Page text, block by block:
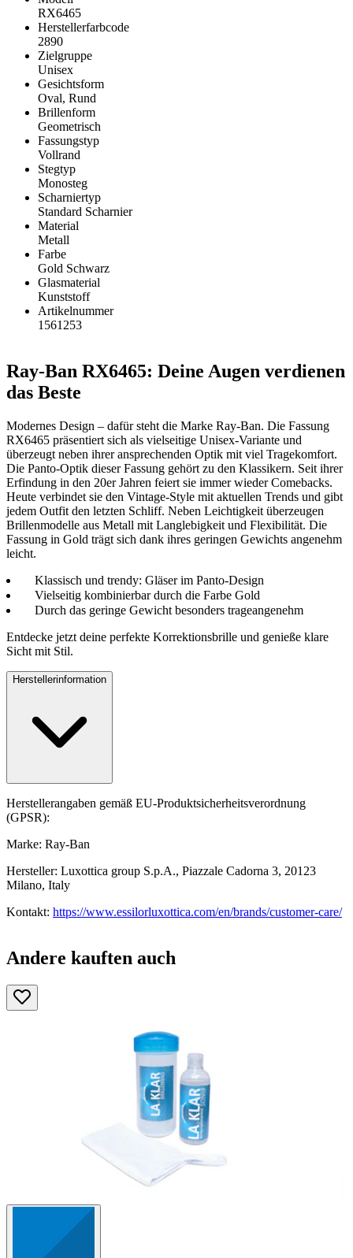
RX6465
Herstellerfarbcode
2890
Zielgruppe
Unisex
Gesichtsform
Oval, Rund
Brillenform
Geometrisch
Fassungstyp
Vollrand
Stegtyp
Monosteg
Scharniertyp
Standard Scharnier
Material
Metall
Farbe
Gold Schwarz
Glasmaterial
Kunststoff
Artikelnummer
1561253
Ray-Ban RX6465: Deine Augen verdienen
das Beste
Modernes Design – dafür steht die Marke Ray-Ban. Die Fassung
RX6465 präsentiert sich als vielseitige Unisex-Variante und
überzeugt neben ihrer ansprechenden Optik mit viel Tragekomfort.
Die Panto-Optik dieser Fassung gehört zu den Klassikern. Seit ihrer
Erfindung in den 20er Jahren feiert sie immer wieder Comebacks.
Heute verbindet sie den Vintage-Style mit aktuellen Trends und gibt
jedem Outfit den letzten Schliff. Neben Leichtigkeit überzeugen
Brillenmodelle aus Metall mit Langlebigkeit und Flexibilität. Die
Fassung in Gold trägt sich dank ihres geringen Gewichts angenehm
leicht.
Klassisch und trendy: Gläser im Panto-Design
Vielseitig kombinierbar durch die Farbe Gold
Durch das geringe Gewicht besonders trageangenehm
Entdecke jetzt deine perfekte Korrektionsbrille und genieße klare
Sicht mit Stil.
Herstellerinformation
Herstellerangaben gemäß EU-Produktsicherheitsverordnung
(GPSR):
Marke: Ray-Ban
Hersteller: Luxottica group S.p.A., Piazzale Cadorna 3, 20123
Milano, Italy
Kontakt: https://www.essilorluxottica.com/en/brands/customer-care/
Andere kauften auch